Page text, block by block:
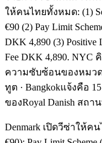
ให้คนไทยทั้งหมด: (1)
€90 (2) Pay Limit
DKK 4,890 (3) Positive
Fee DKK 4,890.
ความซับซ้อนของหมวด
ทูต · Bangkokแจ้งคือ
ของRoyal Danish สถา
Denmark เปิดวีซ่าให้ค